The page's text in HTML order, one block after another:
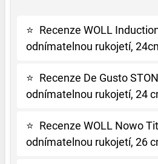
⭐ Recenze WOLL
odnímatelnou rukojetí,
⭐ Recenze De Gusto
odnímatelnou rukojetí, 24
⭐ Recenze WOLL Nowo
odnímatelnou rukojetí, 26